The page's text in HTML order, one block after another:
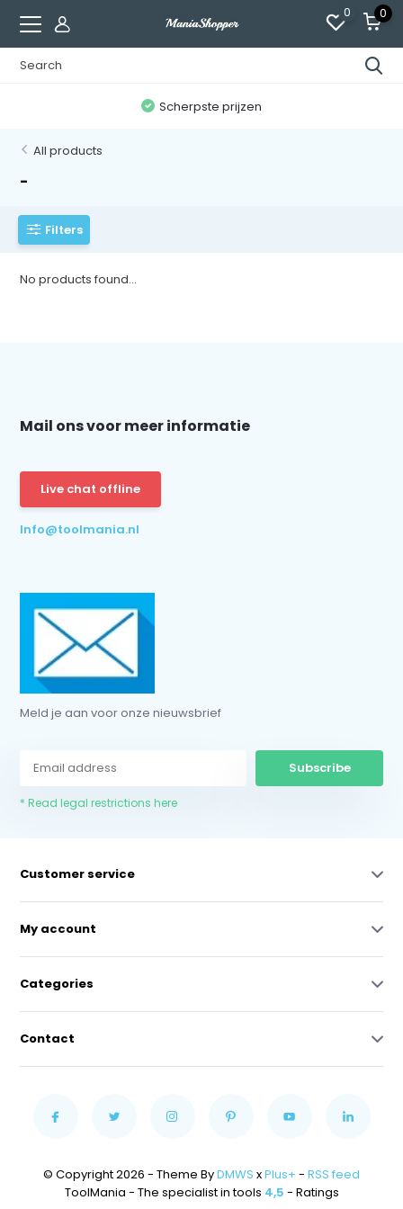
0 0
Scherpste prijzen
All products
-
Filters
No products found...
Mail ons voor meer informatie
Live chat offline
Info@toolmania.nl
Meld je aan voor onze nieuwsbrief
Subscribe
* Read legal restrictions here
Customer service
My account
Categories
Contact
© Copyright 2026 - Theme ByDMWS xPlus+ - RSS feed
ToolMania - The specialist in tools 4,5 - Ratings